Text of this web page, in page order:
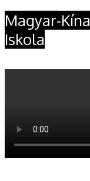
Magyar-
Iskola